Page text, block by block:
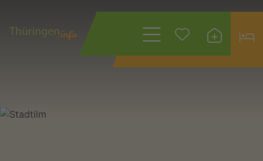
Wonach suchen